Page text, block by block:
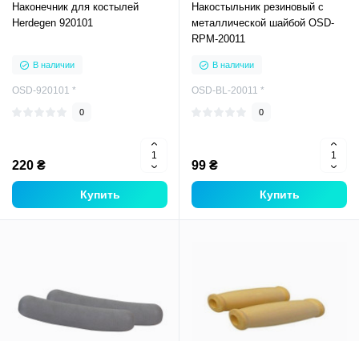
Наконечник для костылей
Herdegen 920101
В наличии
OSD-920101 *
0
220 ₴
Купить
Накостыльник резиновый с
металлической шайбой OSD-
RPM-20011
В наличии
OSD-BL-20011 *
0
99 ₴
Купить